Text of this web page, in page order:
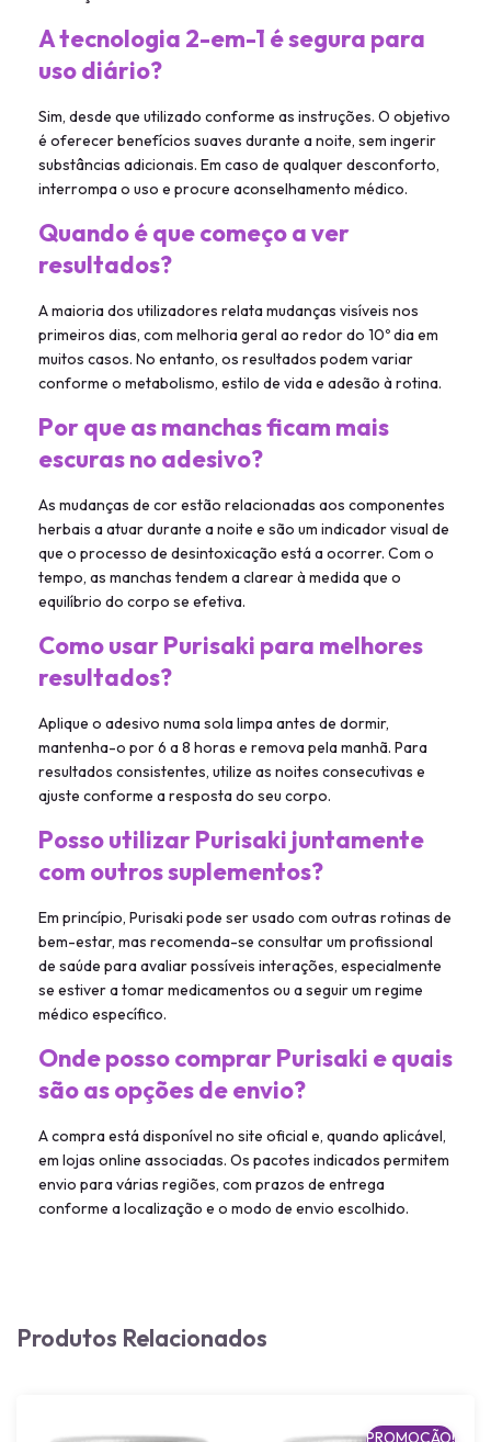
A tecnologia 2-em-1 é segura para
uso diário?
Sim, desde que utilizado conforme as instruções. O objetivo
é oferecer benefícios suaves durante a noite, sem ingerir
substâncias adicionais. Em caso de qualquer desconforto,
interrompa o uso e procure aconselhamento médico.
Quando é que começo a ver
resultados?
A maioria dos utilizadores relata mudanças visíveis nos
primeiros dias, com melhoria geral ao redor do 10º dia em
muitos casos. No entanto, os resultados podem variar
conforme o metabolismo, estilo de vida e adesão à rotina.
Por que as manchas ficam mais
escuras no adesivo?
As mudanças de cor estão relacionadas aos componentes
herbais a atuar durante a noite e são um indicador visual de
que o processo de desintoxicação está a ocorrer. Com o
tempo, as manchas tendem a clarear à medida que o
equilíbrio do corpo se efetiva.
Como usar Purisaki para melhores
resultados?
Aplique o adesivo numa sola limpa antes de dormir,
mantenha-o por 6 a 8 horas e remova pela manhã. Para
resultados consistentes, utilize as noites consecutivas e
ajuste conforme a resposta do seu corpo.
Posso utilizar Purisaki juntamente
com outros suplementos?
Em princípio, Purisaki pode ser usado com outras rotinas de
bem-estar, mas recomenda-se consultar um profissional
de saúde para avaliar possíveis interações, especialmente
se estiver a tomar medicamentos ou a seguir um regime
médico específico.
Onde posso comprar Purisaki e quais
são as opções de envio?
A compra está disponível no site oficial e, quando aplicável,
em lojas online associadas. Os pacotes indicados permitem
envio para várias regiões, com prazos de entrega
conforme a localização e o modo de envio escolhido.
Produtos Relacionados
PROMOÇÃO!